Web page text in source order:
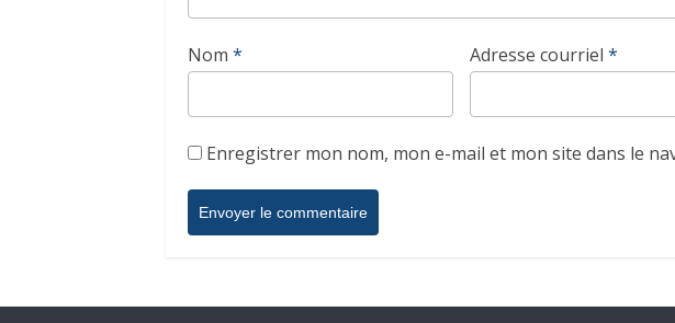
Nom * Adresse courriel *
Enregistrer mon nom, mon e-mail et mon site dans le